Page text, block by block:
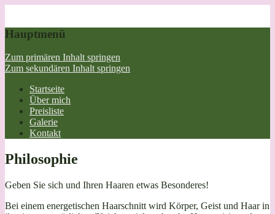
Hauptmenü
Zum primären Inhalt springen
Zum sekundären Inhalt springen
Startseite
Über mich
Preisliste
Galerie
Kontakt
Philosophie
Geben Sie sich und Ihren Haaren etwas Besonderes!
Bei einem energetischen Haarschnitt wird Körper, Geist und Haar in